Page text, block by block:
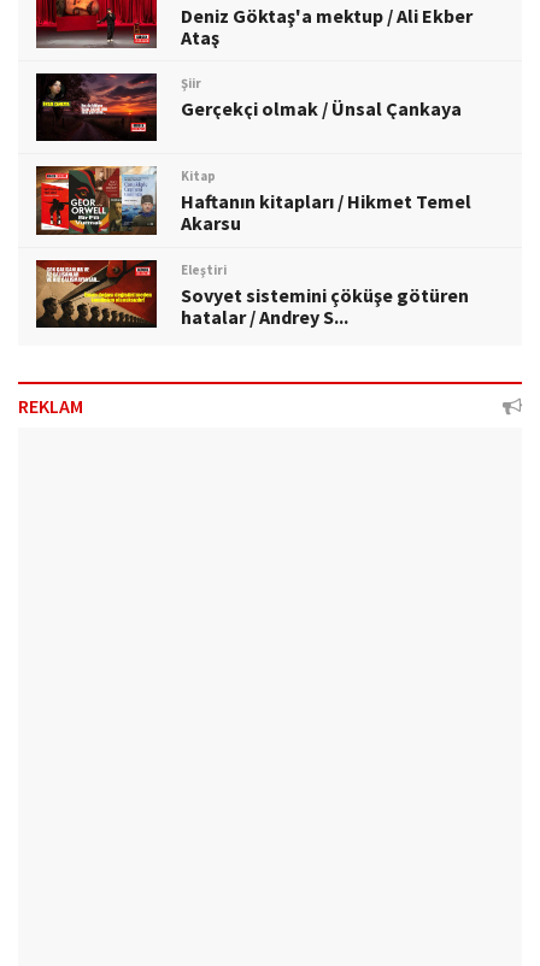
Deniz Göktaş'a mektup / Ali Ekber
Ataş
Şiir
Gerçekçi olmak / Ünsal Çankaya
Kitap
Haftanın kitapları / Hikmet Temel
Akarsu
Eleştiri
Sovyet sistemini çöküşe götüren
hatalar / Andrey S...
REKLAM